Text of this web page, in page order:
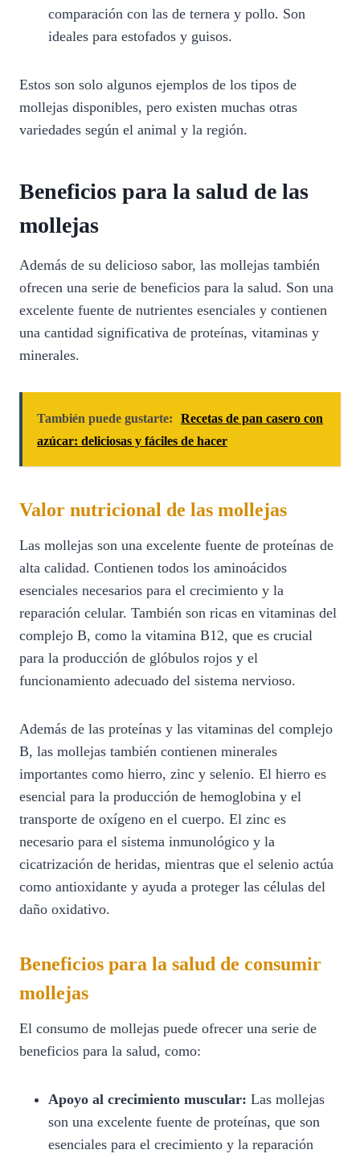
comparación con las de ternera y pollo. Son
ideales para estofados y guisos.
Estos son solo algunos ejemplos de los tipos de
mollejas disponibles, pero existen muchas otras
variedades según el animal y la región.
Beneficios para la salud de las
mollejas
Además de su delicioso sabor, las mollejas también
ofrecen una serie de beneficios para la salud. Son una
excelente fuente de nutrientes esenciales y contienen
una cantidad significativa de proteínas, vitaminas y
minerales.
También puede gustarte:
Recetas de pan casero con
azúcar: deliciosas y fáciles de hacer
Valor nutricional de las mollejas
Las mollejas son una excelente fuente de proteínas de
alta calidad. Contienen todos los aminoácidos
esenciales necesarios para el crecimiento y la
reparación celular. También son ricas en vitaminas del
complejo B, como la vitamina B12, que es crucial
para la producción de glóbulos rojos y el
funcionamiento adecuado del sistema nervioso.
Además de las proteínas y las vitaminas del complejo
B, las mollejas también contienen minerales
importantes como hierro, zinc y selenio. El hierro es
esencial para la producción de hemoglobina y el
transporte de oxígeno en el cuerpo. El zinc es
necesario para el sistema inmunológico y la
cicatrización de heridas, mientras que el selenio actúa
como antioxidante y ayuda a proteger las células del
daño oxidativo.
Beneficios para la salud de consumir
mollejas
El consumo de mollejas puede ofrecer una serie de
beneficios para la salud, como:
Apoyo al crecimiento muscular: Las mollejas
son una excelente fuente de proteínas, que son
esenciales para el crecimiento y la reparación